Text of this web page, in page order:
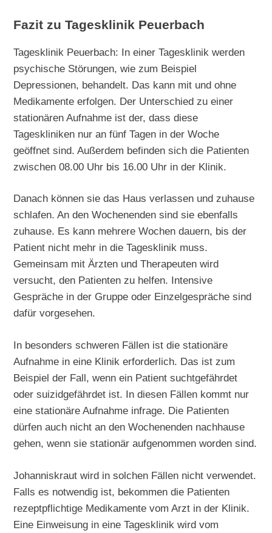
Fazit zu Tagesklinik Peuerbach
Tagesklinik Peuerbach: In einer Tagesklinik werden
psychische Störungen, wie zum Beispiel
Depressionen, behandelt. Das kann mit und ohne
Medikamente erfolgen. Der Unterschied zu einer
stationären Aufnahme ist der, dass diese
Tageskliniken nur an fünf Tagen in der Woche
geöffnet sind. Außerdem befinden sich die Patienten
zwischen 08.00 Uhr bis 16.00 Uhr in der Klinik.
Danach können sie das Haus verlassen und zuhause
schlafen. An den Wochenenden sind sie ebenfalls
zuhause. Es kann mehrere Wochen dauern, bis der
Patient nicht mehr in die Tagesklinik muss.
Gemeinsam mit Ärzten und Therapeuten wird
versucht, den Patienten zu helfen. Intensive
Gespräche in der Gruppe oder Einzelgespräche sind
dafür vorgesehen.
In besonders schweren Fällen ist die stationäre
Aufnahme in eine Klinik erforderlich. Das ist zum
Beispiel der Fall, wenn ein Patient suchtgefährdet
oder suizidgefährdet ist. In diesen Fällen kommt nur
eine stationäre Aufnahme infrage. Die Patienten
dürfen auch nicht an den Wochenenden nachhause
gehen, wenn sie stationär aufgenommen worden sind.
Johanniskraut wird in solchen Fällen nicht verwendet.
Falls es notwendig ist, bekommen die Patienten
rezeptpflichtige Medikamente vom Arzt in der Klinik.
Eine Einweisung in eine Tagesklinik wird vom